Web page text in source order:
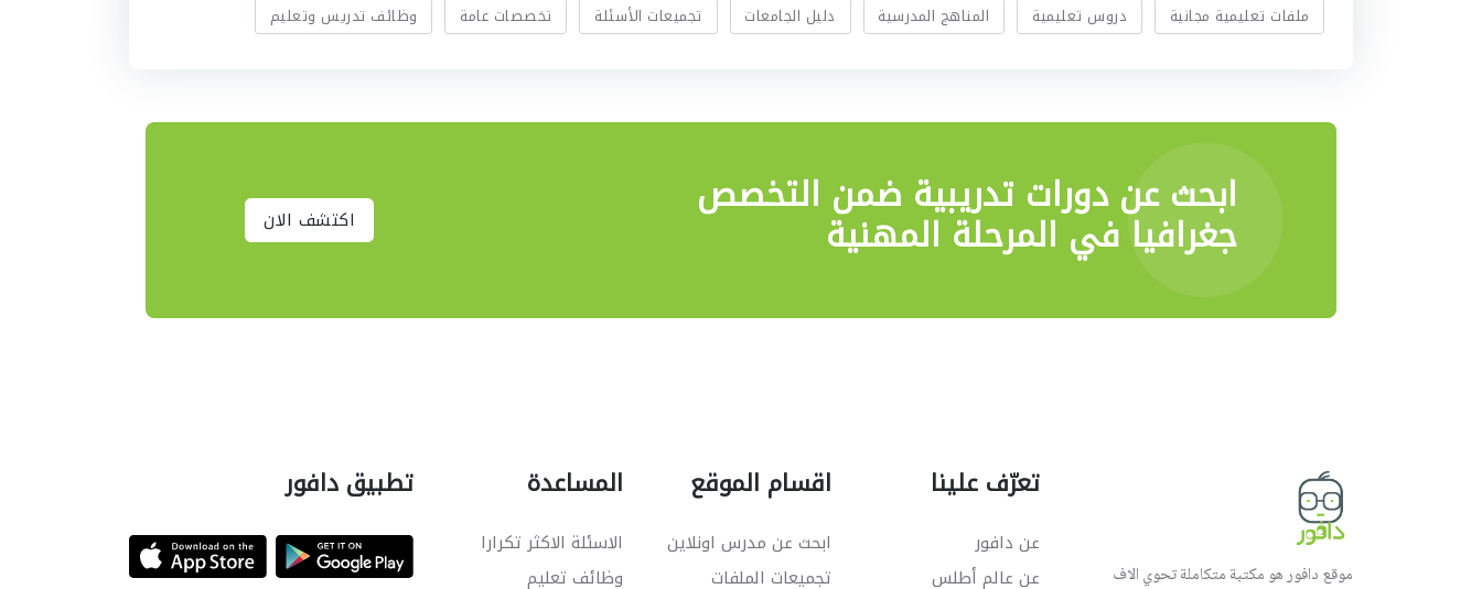
ملفات تعليمية مجانية دروس تعليمية المناهج المدرسية دليل الجامعات تجميعات الأسئلة تخصصات عامة وظائف تدريس وتعليم
ابحث عن دورات تدريبية ضمن التخصص
جغرافيا في المرحلة المهنية اكتشف الان
موقع دافور هو مكتبة متكاملة تحوي الاف
تعرّف علينا
عن دافور
عن عالم أطلس
اقسام الموقع
ابحث عن مدرس اونلاين
تجميعات الملفات
المساعدة
الاسئلة الاكثر تكرارا
وظائف تعليم
تطبيق دافور